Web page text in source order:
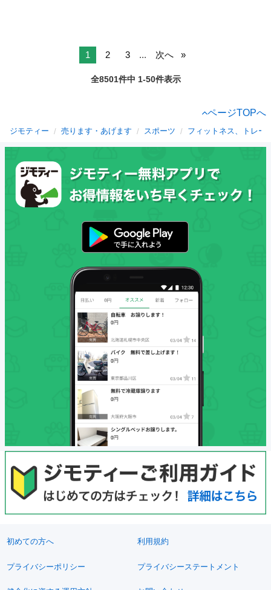
1 2 3 ... 次へ
全8501件中 1-50件表示
ページTOPへ
ジモティー 売ります・あげます スポーツ フィットネス、トレー
初めての方へ 利用規約
プライバシーポリシー プライバシーステートメント